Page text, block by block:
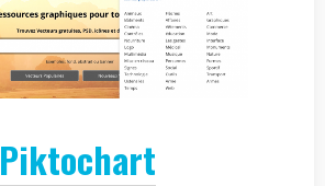
Piktochart